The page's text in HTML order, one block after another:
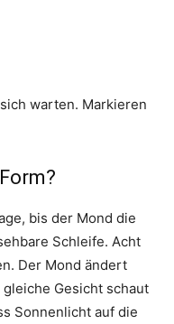
warten. Markieren
bis der Mond die
Schleife. Acht
Der Mond ändert
Gesicht schaut
Sonnenlicht auf die